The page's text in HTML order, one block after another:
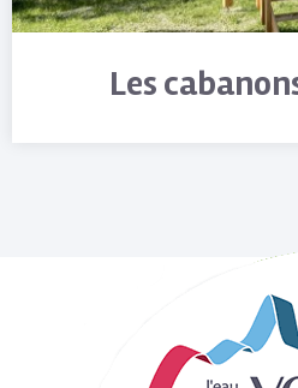
Les